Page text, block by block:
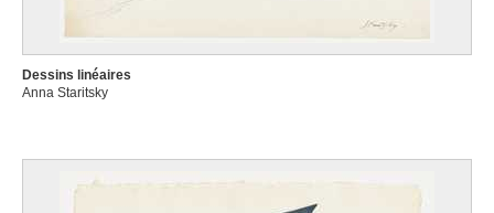
Dessins linéaires
Anna Staritsky